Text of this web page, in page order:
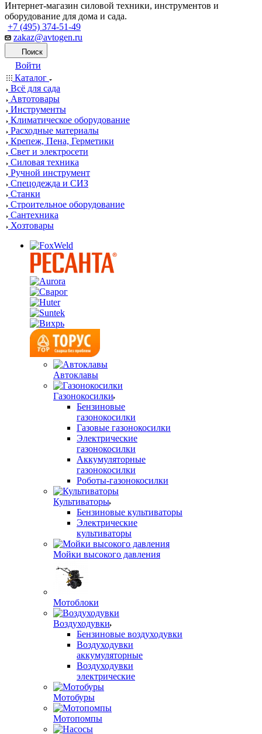
Интернет-магазин силовой техники, инструментов и
оборудование для дома и сада.
+7 (495) 374-51-49
zakaz@avtogen.ru
Поиск
Войти
Каталог
Всё для сада
Автотовары
Инструменты
Климатическое оборудование
Расходные материалы
Крепеж, Пена, Герметики
Свет и электросети
Силовая техника
Ручной инструмент
Спецодежда и СИЗ
Станки
Строительное оборудование
Сантехника
Хозтовары
Автоклавы
Газонокосилки
Бензиновые
газонокосилки
Газовые газонокосилки
Электрические
газонокосилки
Аккумуляторные
газонокосилки
Роботы-газонокосилки
Культиваторы
Бензиновые культиваторы
Электрические
культиваторы
Мойки высокого давления
Мотоблоки
Воздуходувки
Бензиновые воздуходувки
Воздуходувки
аккумуляторные
Воздуходувки
электрические
Мотобуры
Мотопомпы